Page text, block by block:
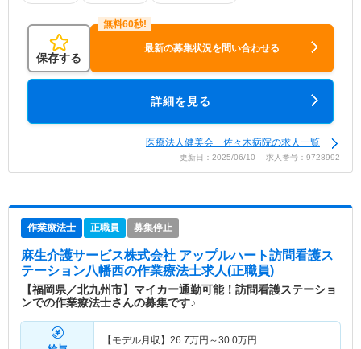
保存する
最新の募集状況を問い合わせる
詳細を見る
医療法人健美会 佐々木病院の求人一覧
更新日：2025/06/10 求人番号：9728992
作業療法士 正職員 募集停止
麻生介護サービス株式会社 アップルハート訪問看護ス
テーション八幡西の作業療法士求人(正職員)
【福岡県／北九州市】マイカー通勤可能！訪問看護ステーショ
ンでの作業療法士さんの募集です♪
【モデル月収】 26.7万円～30.0万円